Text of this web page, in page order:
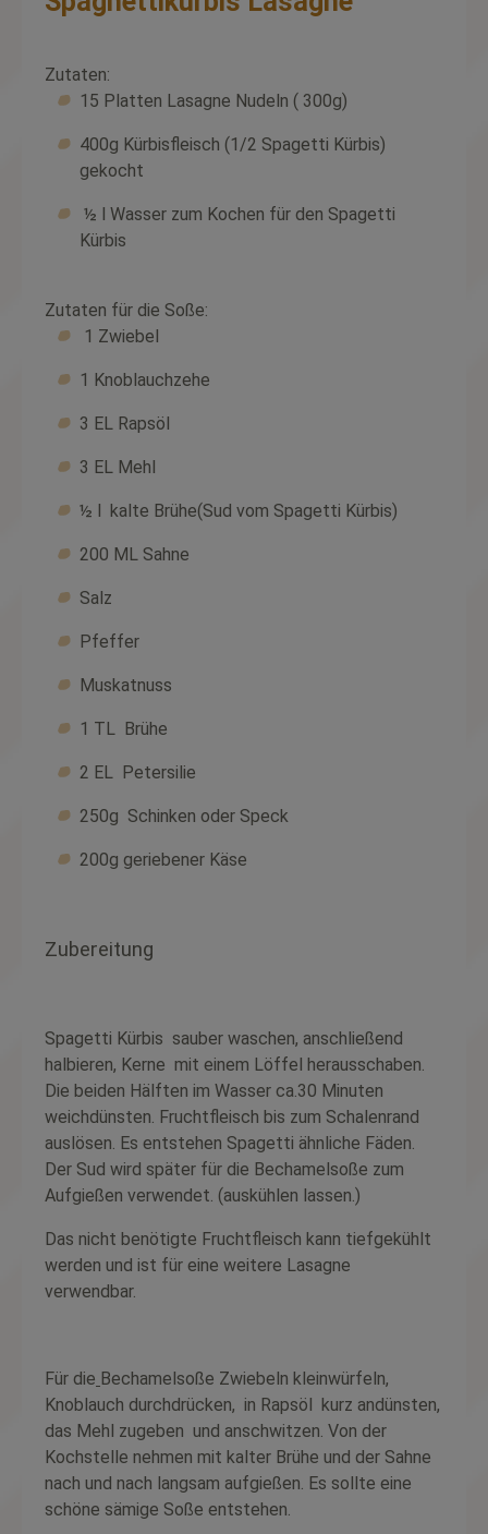
Zutaten:
15 Platten Lasagne Nudeln ( 300g)
400g Kürbisfleisch (1/2 Spagetti Kürbis)
gekocht
½ l Wasser zum Kochen für den Spagetti
Kürbis
Zutaten für die Soße:
1 Zwiebel
1 Knoblauchzehe
3 EL Rapsöl
3 EL Mehl
½ l kalte Brühe(Sud vom Spagetti Kürbis)
200 ML Sahne
Salz
Pfeffer
Muskatnuss
1 TL Brühe
2 EL Petersilie
250g Schinken oder Speck
200g geriebener Käse
Zubereitung
Spagetti Kürbis sauber waschen, anschließend
halbieren, Kerne mit einem Löffel herausschaben.
Die beiden Hälften im Wasser ca.30 Minuten
weichdünsten. Fruchtfleisch bis zum Schalenrand
auslösen. Es entstehen Spagetti ähnliche Fäden.
Der Sud wird später für die Bechamelsoße zum
Aufgießen verwendet. (auskühlen lassen.)
Das nicht benötigte Fruchtfleisch kann tiefgekühlt
werden und ist für eine weitere Lasagne
verwendbar.
Für die Bechamelsoße Zwiebeln kleinwürfeln,
Knoblauch durchdrücken, in Rapsöl kurz andünsten,
das Mehl zugeben und anschwitzen. Von der
Kochstelle nehmen mit kalter Brühe und der Sahne
nach und nach langsam aufgießen. Es sollte eine
schöne sämige Soße entstehen.